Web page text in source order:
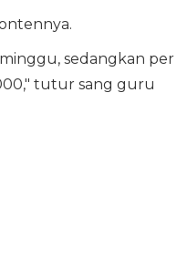
sedangkan per
tutur sang guru